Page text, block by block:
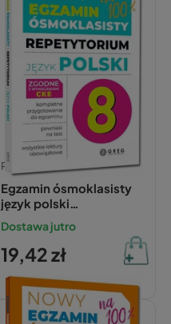
Praca zbiorowa,
Egzamin ósmoklasisty
język polski
repetytorium GREG
2026
Dostawa jutro
19,42 zł